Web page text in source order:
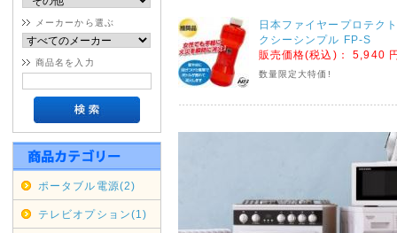
メーカーから選ぶ
商品名を入力
ポータブル電源(2)
テレビオプション(1)
ヤマトホームコンビニエンス・
連絡がございましたのでご注文
ヤマトホームコンビニエンス
※大型・超大型商品対象
佐賀県・大分県・熊本県全域
福岡県・長崎県 全域 9月6日(
期間変更の可能性もございま
日本ファイヤープロテク
クシーシンプル FP-S
販売価格(税込)：5,940
数量限定大特価!